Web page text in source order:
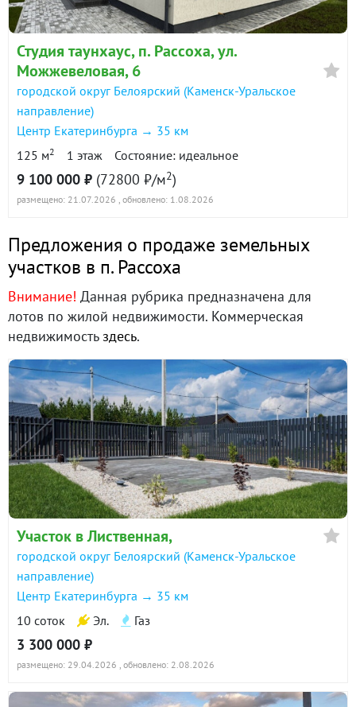
Студия таунхаус, п. Рассоха, ул.
Можжевеловая, 6
городской округ Белоярский (Каменск-Уральское
направление)
Центр Екатеринбурга → 35 км
125 м2 1 этаж Состояние: идеальное
9 100 000 ₽ (72800 ₽/м2)
размещено: 21.07.2026 , обновлено: 1.08.2026
Предложения о продаже земельных
участков в п. Рассоха
Внимание! Данная рубрика предназначена для
лотов по жилой недвижимости. Коммерческая
недвижимостьздесь.
Участок в Лиственная,
городской округ Белоярский (Каменск-Уральское
направление)
Центр Екатеринбурга → 35 км
10 соток
Эл. Газ
3 300 000 ₽
размещено: 29.04.2026 , обновлено: 2.08.2026